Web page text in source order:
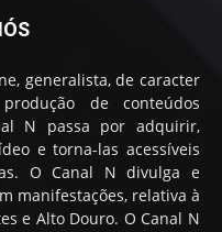
generalista, de caracter
de conteúdos
N passa por adquirir,
e torna-las acessíveis
O Canal N divulga e
manifestações, relativa à
e Alto Douro. O Canal N